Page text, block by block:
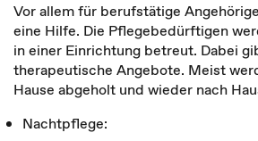
Vor allem für berufstätige
eine Hilfe. Die Pflegebedürftigen
in einer Einrichtung betreut. Dabei
therapeutische Angebote. Meist
Hause abgeholt und wieder nach
Nachtpflege: